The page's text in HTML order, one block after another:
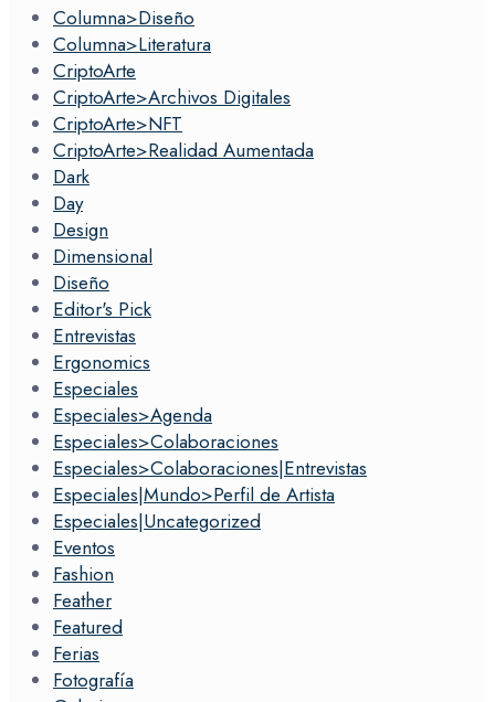
Columna>Diseño
Columna>Literatura
CriptoArte
CriptoArte>Archivos Digitales
CriptoArte>NFT
CriptoArte>Realidad Aumentada
Dark
Day
Design
Dimensional
Diseño
Editor's Pick
Entrevistas
Ergonomics
Especiales
Especiales>Agenda
Especiales>Colaboraciones
Especiales>Colaboraciones|Entrevistas
Especiales|Mundo>Perfil de Artista
Especiales|Uncategorized
Eventos
Fashion
Feather
Featured
Ferias
Fotografía